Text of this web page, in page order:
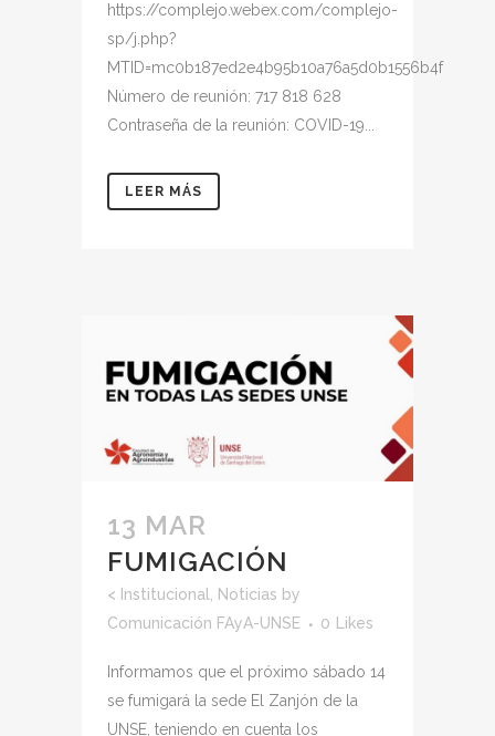
https://complejo.webex.com/complejo-
sp/j.php?
MTID=mc0b187ed2e4b95b10a76a5d0b1556b4f
Número de reunión: 717 818 628
Contraseña de la reunión: COVID-19...
LEER MÁS
13 MAR
FUMIGACIÓN
< Institucional Noticias by
Comunicación FAyA-UNSE
0 Likes
Informamos que el próximo sábado 14
se fumigará la sede El Zanjón de la
UNSE, teniendo en cuenta los